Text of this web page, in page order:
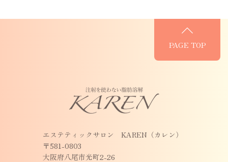
PAGE TOP
エステティックサロン KAREN（カレン）
〒581-0803
大阪府八尾市光町2-26